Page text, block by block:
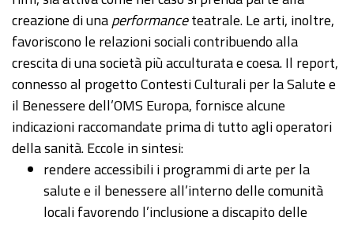
creazione di unaperformanceteatrale. Le arti, inoltre,
favoriscono le relazioni sociali contribuendo alla
crescita di una società più acculturata e coesa. Il report,
connesso al progetto Contesti Culturali per la Salute e
il Benessere dell’OMS Europa, fornisce alcune
indicazioni raccomandate prima di tutto agli operatori
della sanità. Eccole in sintesi:
rendere accessibili i programmi di arte per la
salute e il benessere all’interno delle comunità
locali favorendo l’inclusione a discapito delle